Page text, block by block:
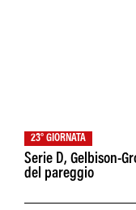
23° GIORNATA
Serie D, Gelbison-
del pareggio